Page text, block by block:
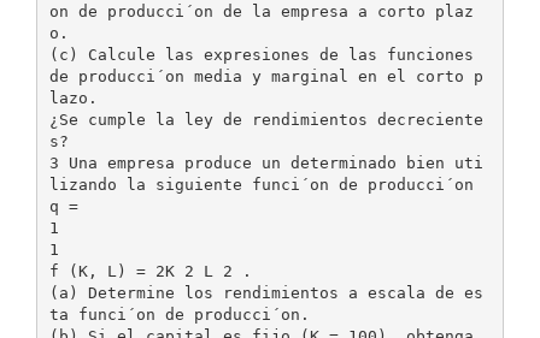
on de producci´on de la empresa a corto plaz
o.
(c) Calcule las expresiones de las funciones
de producci´on media y marginal en el corto p
lazo.
¿Se cumple la ley de rendimientos decreciente
s?
3 Una empresa produce un determinado bien uti
lizando la siguiente funci´on de producci´on
q =
1
1
f (K, L) = 2K 2 L 2 .
(a) Determine los rendimientos a escala de es
ta funci´on de producci´on.